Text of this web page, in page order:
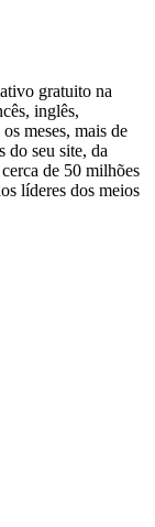
gratuito na
inglês,
meses, mais de
do seu site, da
de 50 milhões
líderes dos meios